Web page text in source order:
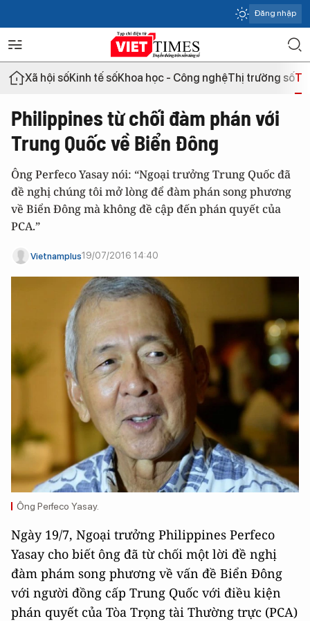
Đăng nhập
Xã hội sốKinh tế sốKhoa học - Công nghệThị trường số
Philippines từ chối đàm phán với
Trung Quốc về Biển Đông
Ông Perfeco Yasay nói: “Ngoại trưởng Trung Quốc đã
đề nghị chúng tôi mở lòng để đàm phán song phương
về Biển Đông mà không đề cập đến phán quyết của
PCA.”
Vietnamplus19/07/2016 14:40
Ông Perfeco Yasay.
Ngày 19/7, Ngoại trưởng Philippines Perfeco
Yasay cho biết ông đã từ chối một lời đề nghị
đàm phám song phương về vấn đề Biển Đông
với người đồng cấp Trung Quốc với điều kiện
phán quyết của Tòa Trọng tài Thường trực (PCA)